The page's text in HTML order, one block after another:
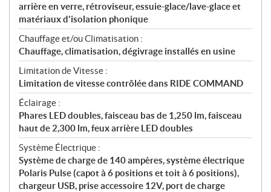
arrière en verre, rétroviseur, essuie-glace/lave-glace et
matériaux d'isolation phonique
Chauffage et/ou Climatisation :
Chauffage, climatisation, dégivrage installés en usine
Limitation de Vitesse :
Limitation de vitesse contrôlée dans RIDE COMMAND
Éclairage :
Phares LED doubles, faisceau bas de 1,250 lm, faisceau
haut de 2,300 lm, feux arrière LED doubles
Système Électrique :
Système de charge de 140 ampères, système électrique
Polaris Pulse (capot à 6 positions et toit à 6 positions),
chargeur USB, prise accessoire 12V, port de charge